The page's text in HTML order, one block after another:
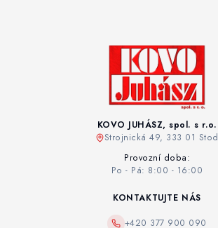
KOVO JUHÁSZ, spol. s r.o.
Strojnická 49, 333 01 Stod
Provozní doba:
Po - Pá: 8:00 - 16:00
KONTAKTUJTE NÁS
+420 377 900 090